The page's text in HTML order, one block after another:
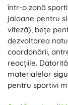
într-o zonă
jaloane pentru
viteză), bețe
dezvoltarea
coordonării,
reacțiile.
materialelor
pentru sportivi
Obstacolele